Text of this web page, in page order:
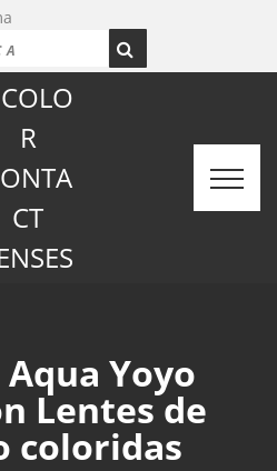
Yoyo
Lentes de
coloridas